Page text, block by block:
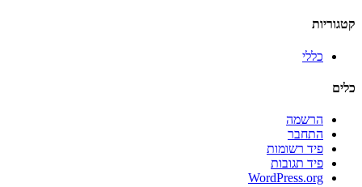
קטגוריות
כללי
כלים
הרשמה
התחבר
פיד רשומות
פיד תגובות
WordPress.org